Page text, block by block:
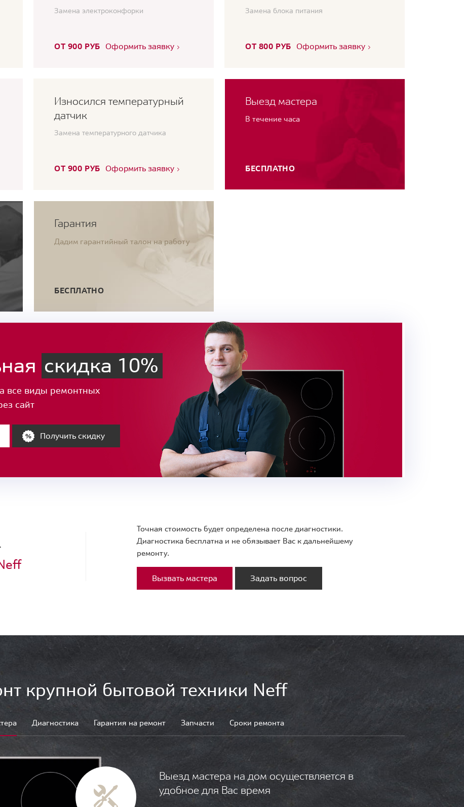
Замена электроконфорки
ОТ 900 РУБ Оформить заявку
Замена блока питания
ОТ 800 РУБ Оформить заявку
Износился температурный
датчик
Замена температурного датчика
ОТ 900 РУБ Оформить заявку
Выезд мастера
В течение часа
БЕСПЛАТНО
Гарантия
Дадим гарантийный талон на работу
БЕСПЛАТНО
скидка 10%
все виды ремонтных
сайт
Получить скидку
Точная стоимость будет определена после диагностики.
Диагностика бесплатна и не обязывает Вас к дальнейшему
ремонту.
Вызвать мастера Задать вопрос
крупной бытовой техники Neff
Диагностика Гарантия на ремонт Запчасти Сроки ремонта
Выезд мастера на дом осуществляется в
удобное для Вас время